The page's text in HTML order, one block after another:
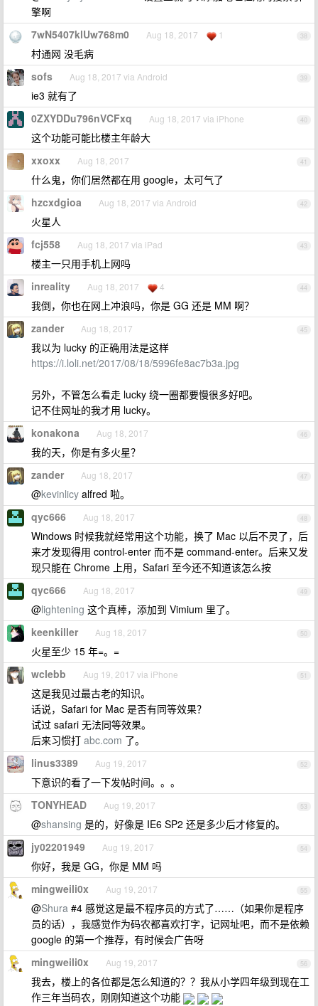
擎啊
38
7wN5407klUw768m0 Aug 18, 2017 1
村通网 没毛病
39
sofs Aug 18, 2017 via Android
ie3 就有了
40
0ZXYDDu796nVCFxq Aug 18, 2017 via iPhone
这个功能可能比楼主年龄大
41
xxoxx Aug 18, 2017
什么鬼，你们居然都在用 google，太可气了
42
hzcxdgioa Aug 18, 2017 via Android
火星人
43
fcj558 Aug 18, 2017 via iPad
楼主一只用手机上网吗
44
inreality Aug 18, 2017 4
我倒，你也在网上冲浪吗，你是 GG 还是 MM 啊？
45
zander Aug 18, 2017
我以为 lucky 的正确用法是这样
https://i.loli.net/2017/08/18/5996fe8ac7b3a.jpg
另外，不管怎么看走 lucky 绕一圈都要慢很多好吧。
记不住网址的我才用 lucky。
46
konakona Aug 18, 2017
我的天，你是有多火星？
47
zander Aug 18, 2017
@kevinlicy alfred 啦。
48
qyc666 Aug 18, 2017
Windows 时候我就经常用这个功能，换了 Mac 以后不灵了，后
来才发现得用 control-enter 而不是 command-enter。后来又发
现只能在 Chrome 上用，Safari 至今还不知道该怎么按
49
qyc666 Aug 18, 2017
@lightening 这个真棒，添加到 Vimium 里了。
50
keenkiller Aug 18, 2017
火星至少 15 年=。=
51
wclebb Aug 19, 2017 via iPhone
这是我见过最古老的知识。
话说，Safari for Mac 是否有同等效果？
试过 safari 无法同等效果。
后来习惯打 abc.com 了。
52
linus3389 Aug 19, 2017
下意识的看了一下发帖时间。。。
53
TONYHEAD Aug 19, 2017
@shansing 是的，好像是 IE6 SP2 还是多少后才修复的。
54
jy02201949 Aug 19, 2017
你好，我是 GG，你是 MM 吗
55
mingweili0x Aug 19, 2017
@Shura #4 感觉这是最不程序员的方式了……（如果你是程序
员的话），我感觉作为码农都喜欢打字，记网址吧，而不是依赖
google 的第一个推荐，有时候会广告呀
56
mingweili0x Aug 19, 2017
我去，楼上的各位都是怎么知道的？？我从小学四年级到现在工
作三年当码农，刚刚知道这个功能